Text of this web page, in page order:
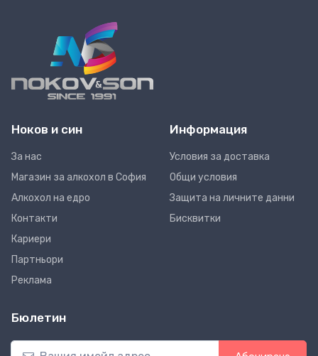
Ноков и син
За нас
Магазин за алкохол в София
Алкохол на едро
Контакти
Кариери
Партньори
Реклама
Информация
Условия за доставка
Общи условия
Защита на личните данни
Бисквитки
Бюлетин